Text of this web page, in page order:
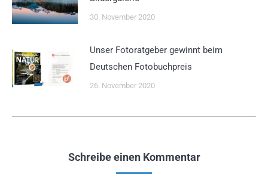
30. November 2020
Unser Fotoratgeber gewinnt beim
Deutschen Fotobuchpreis
26. November 2020
Schreibe einen Kommentar